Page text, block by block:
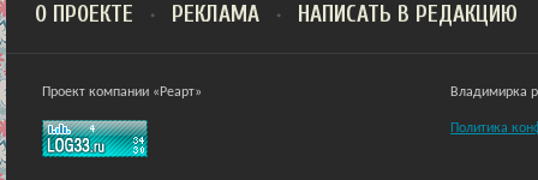
О ПРОЕКТЕ РЕКЛАМА НАПИСАТЬ В РЕДАКЦИЮ
Проект компании «Реарт» Владимирка
Политика